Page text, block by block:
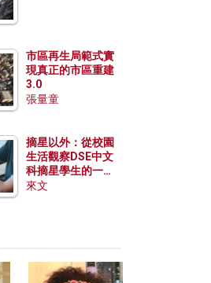
市區再生局範式實
現真正的市區重建
3.0
張量童
摘星以外：從校園
生活觀察DSE中文
科摘星學生的一點
特質
來文